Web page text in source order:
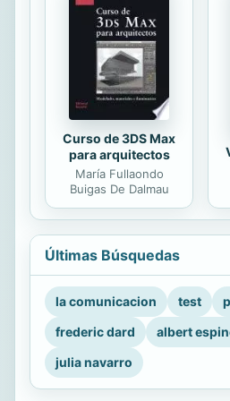
Curso de 3DS Max
para arquitectos
María Fullaondo
Buigas De Dalmau
Últimas Búsquedas
la comunicacion test
frederic dard
albert
julia navarro